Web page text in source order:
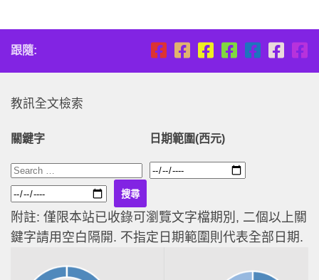
跟隨:
教訊全文檢索
關鍵字 日期範圍(西元)
附註: 僅限本站已收錄可瀏覽文字檔期別, 二個以上關
鍵字請用空白隔開. 不指定日期範圍則代表全部日期.